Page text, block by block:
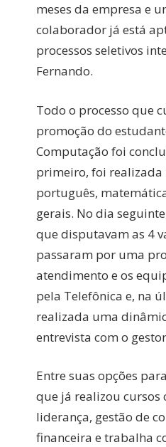
meses da empresa e
colaborador já está
processos seletivos
Fernando.
Todo o processo que
promoção do
Computação foi
primeiro, foi realizada
português,
gerais. No dia
que disputavam as 4
passaram por uma
atendimento e os
pela Telefônica e, na
realizada uma
entrevista com o
Entre suas opções
que já realizou cursos
liderança, gestão de
financeira e trabalha